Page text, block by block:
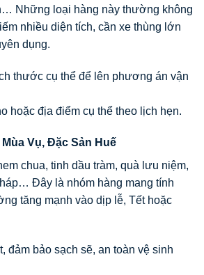
Những loại hàng này thường không
nhiều diện tích, cần xe thùng lớn
dụng.
thước cụ thể để lên phương án vận
hoặc địa điểm cụ thể theo lịch hẹn.
Vụ, Đặc Sản Huế
chua, tinh dầu tràm, quà lưu niệm,
Đây là nhóm hàng mang tính
tăng mạnh vào dịp lễ, Tết hoặc
đảm bảo sạch sẽ, an toàn vệ sinh